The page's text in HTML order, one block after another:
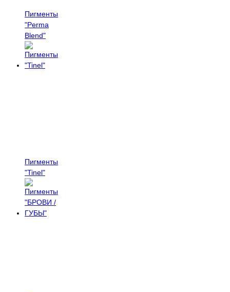
Пигменты
"Perma
Blend"
Пигменты
"Tinel"